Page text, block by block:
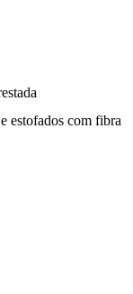
estofados com fibra